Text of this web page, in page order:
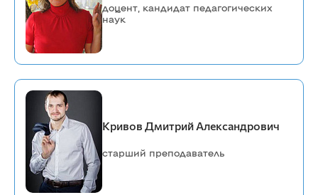
доцент, кандидат педагогических
наук
Кривов Дмитрий Александрович
старший преподаватель